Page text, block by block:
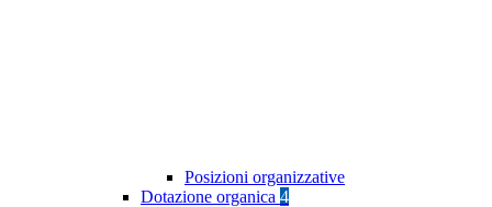
Posizioni organizzative
Dotazione organica 4